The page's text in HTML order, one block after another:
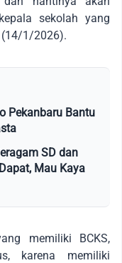
sekolah yang
(14/1/2026).
Pekanbaru Bantu
SD dan
Mau Kaya
memiliki BCKS,
karena memiliki